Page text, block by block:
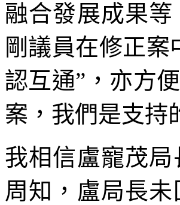
融合發展成果
剛議員在修正
認互通”，亦方
案，我們是支持
我相信盧寵茂
周知，盧局長